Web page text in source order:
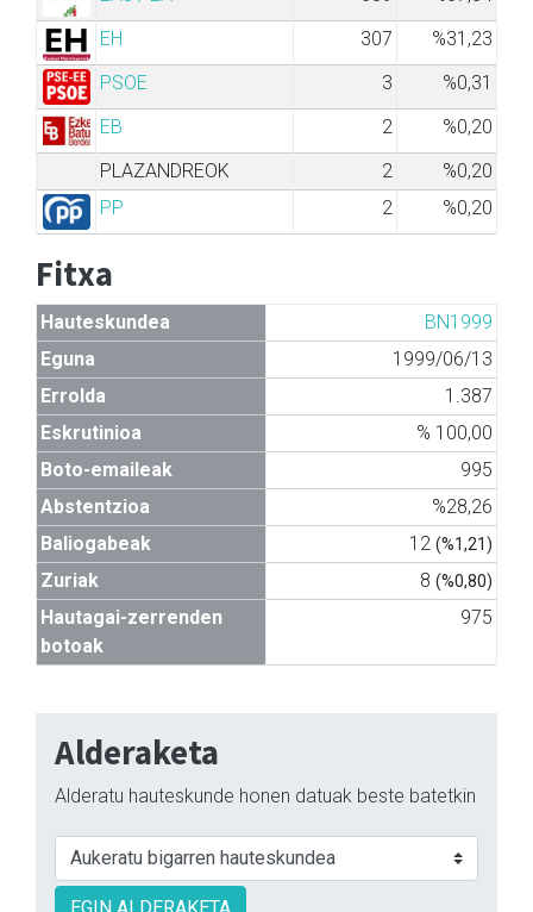
EH
307
%31,23
PSOE
3
%0,31
EB
2
%0,20
PLAZANDREOK
2
%0,20
PP
2 %0,20
Fitxa
Hauteskundea
BN1999
Eguna
1999/06/13
Errolda
1.387
Eskrutinioa
% 100,00
Boto-emaileak
995
Abstentzioa
%28,26
Baliogabeak
12 (%1,21)
Zuriak 8 (%0,80)
Hautagai-zerrenden
botoak
975
Alderaketa
Alderatu hauteskunde honen datuak beste batetkin